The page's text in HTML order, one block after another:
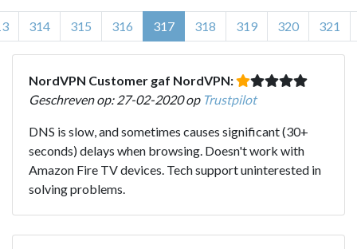
314 315 316 317 318 319 320 321
NordVPN Customer gaf NordVPN:
Geschreven op: 27-02-2020 op Trustpilot
DNS is slow, and sometimes causes significant (30+
seconds) delays when browsing. Doesn't work with
Amazon Fire TV devices. Tech support uninterested in
solving problems.